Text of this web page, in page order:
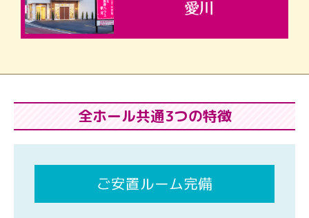
全ホール共通3つの特徴
ご安置ルーム完備